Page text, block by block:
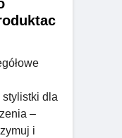
dla
–
i